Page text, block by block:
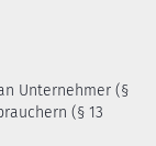
Unternehmer (§
(§ 13